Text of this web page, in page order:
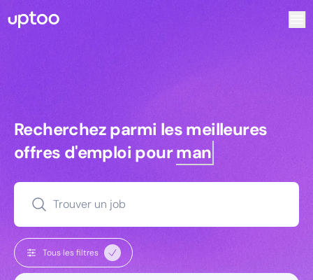
Recherchez parmi les meilleures
Recherchez parmi les meilleures
offres d'emploi pourmanagers
Trouver un job
Tous les filtres